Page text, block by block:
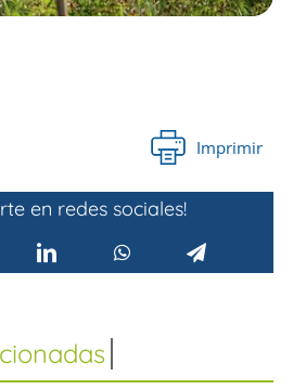
Imprimir
en redes sociales!